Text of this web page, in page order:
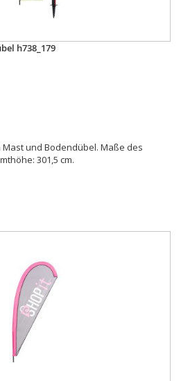
h738_179
und Bodendübel. Maße des
301,5 cm.